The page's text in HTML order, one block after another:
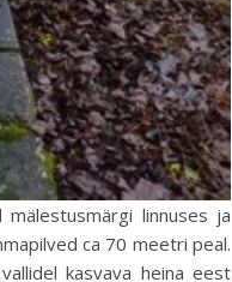
mälestusmärgi linnuses ja
ca 70 meetri peal.
kasvava heina eest